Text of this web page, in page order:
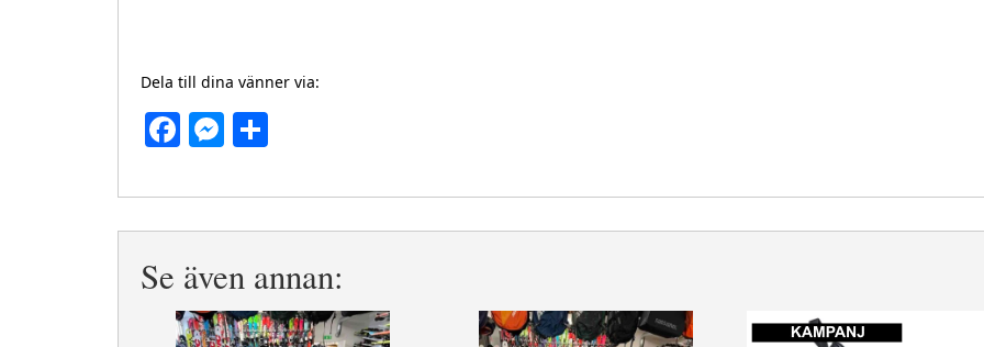
Dela till dina vänner via:
Facebook
Messenger
Se även annan: